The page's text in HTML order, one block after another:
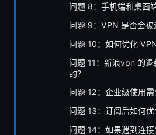
问题 8：手机端和桌面
问题 9：VPN 是否会被
问题 10：如何优化
问题 11：新浪vpn 的
的？
问题 12：企业级使用需
问题 13：订阅后如何优
问题 14：如果遇到连接